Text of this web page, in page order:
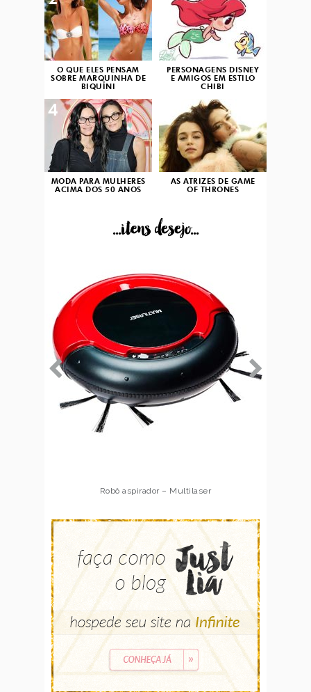
O QUE ELES PENSAM
SOBRE MARQUINHA DE
BIQUÍNI
PERSONAGENS DISNEY
E AMIGOS EM ESTILO
CHIBI
MODA PARA MULHERES
ACIMA DOS 50 ANOS
4
AS ATRIZES DE GAME
OF THRONES
...itens desejo...
Robô aspirador – Multilaser